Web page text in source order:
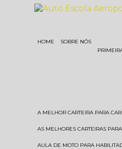
HOME SOBRE NÓS
A MELHOR CARTEIRA PARA
AS MELHORES CARTEIRAS
AULA DE MOTO PARA